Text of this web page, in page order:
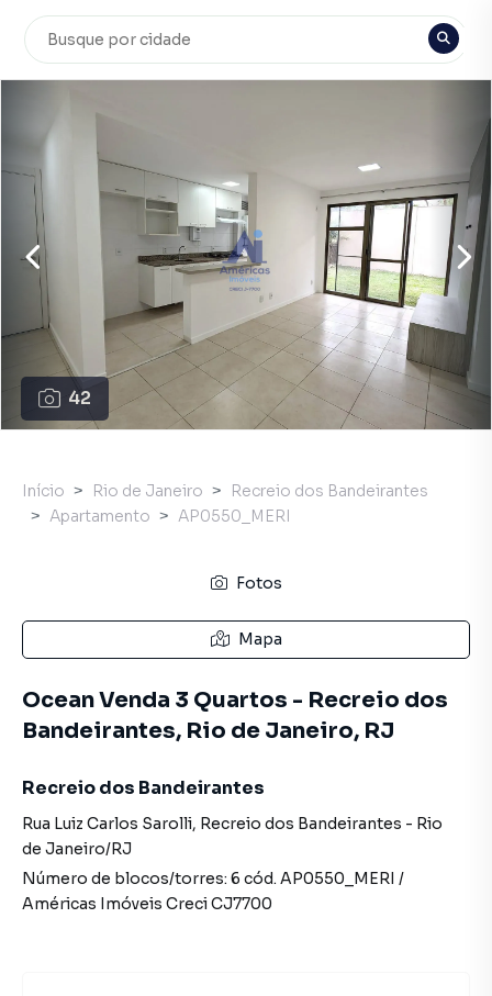
42
Início Rio de Janeiro
Recreio dos Bandeirantes
Apartamento
AP0550_MERI
Fotos
Mapa
Ocean Venda 3 Quartos - Recreio dos
Bandeirantes, Rio de Janeiro, RJ
Recreio dos Bandeirantes
Rua Luiz Carlos Sarolli, Recreio dos Bandeirantes - Rio
de Janeiro/RJ
Número de blocos/torres: 6 cód. AP0550_MERI /
Américas Imóveis CreciCJ7700